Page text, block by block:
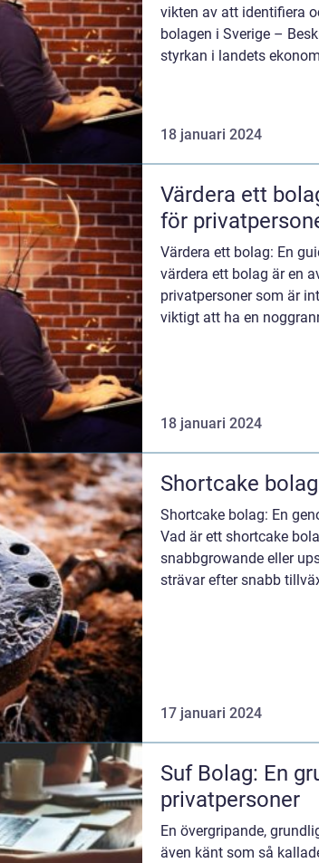
vikten av att identifiera
bolagen i Sverige –
styrkan i landets
18 januari 2024
Värdera ett
för
Värdera ett bolag: En
värdera ett bolag är en
privatpersoner som är
viktigt att ha en
18 januari 2024
Shortcake
Shortcake bolag: En
Vad är ett shortcake
snabbgrowande eller
strävar efter snabb
17 januari 2024
Suf Bolag: En
privatpersoner
En övergripande,
även känt som så